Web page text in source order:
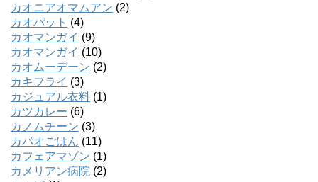
カオニアオマムアン (2)
カオパット (4)
カオマンガイ (9)
カオマンガイ (10)
カオムーデーン (2)
カキフライ (3)
カジュアル衣料 (1)
カツカレー (6)
カノムチーン (3)
カパオごはん (11)
カフェアマゾン (1)
カメリアン病院 (2)